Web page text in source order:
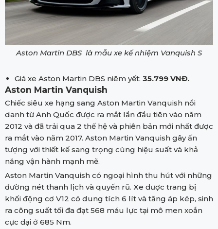
Aston Martin DBS là mẫu xe kế nhiệm Vanquish S
Giá xe Aston Martin DBS niêm yết: 35.799 VNĐ.
Aston Martin Vanquish
Chiếc siêu xe hạng sang Aston Martin Vanquish nổi
danh từ Anh Quốc được ra mắt lần đầu tiên vào năm
2012 và đã trải qua 2 thế hệ và phiên bản mới nhất được
ra mắt vào năm 2017. Aston Martin Vanquish gây ấn
tượng với thiết kế sang trọng cùng hiệu suất và khả
năng vận hành mạnh mẽ.
Aston Martin Vanquish có ngoại hình thu hút với những
đường nét thanh lịch và quyến rũ. Xe được trang bị
khối động cơ V12 có dung tích 6 lít và tăng áp kép, sinh
ra công suất tối đa đạt 568 máu lực tại mô men xoắn
cực đại ở 685 Nm.